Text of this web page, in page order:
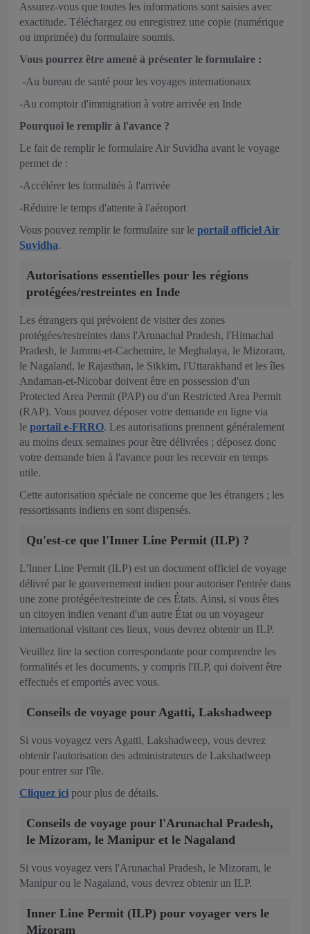
Assurez‑vous que toutes les informations sont saisies avec
exactitude. Téléchargez ou enregistrez une copie (numérique
ou imprimée) du formulaire soumis.
Vous pourrez être amené à présenter le formulaire :
-Au bureau de santé pour les voyages internationaux
-Au comptoir d'immigration à votre arrivée en Inde
Pourquoi le remplir à l'avance ?
Le fait de remplir le formulaire Air Suvidha avant le voyage
permet de :
-Accélérer les formalités à l'arrivée
-Réduire le temps d'attente à l'aéroport
Vous pouvez remplir le formulaire sur le portail officiel Air
Suvidha.
Autorisations essentielles pour les régions
protégées/restreintes en Inde
Les étrangers qui prévoient de visiter des zones
protégées/restreintes dans l'Arunachal Pradesh, l'Himachal
Pradesh, le Jammu‑et‑Cachemire, le Meghalaya, le Mizoram,
le Nagaland, le Rajasthan, le Sikkim, l'Uttarakhand et les îles
Andaman‑et‑Nicobar doivent être en possession d'un
Protected Area Permit (PAP) ou d'un Restricted Area Permit
(RAP). Vous pouvez déposer votre demande en ligne via
le portail e-FRRO. Les autorisations prennent généralement
au moins deux semaines pour être délivrées ; déposez donc
votre demande bien à l'avance pour les recevoir en temps
utile.
Cette autorisation spéciale ne concerne que les étrangers ; les
ressortissants indiens en sont dispensés.
Qu'est‑ce que l'Inner Line Permit (ILP) ?
L'Inner Line Permit (ILP) est un document officiel de voyage
délivré par le gouvernement indien pour autoriser l'entrée dans
une zone protégée/restreinte de ces États. Ainsi, si vous êtes
un citoyen indien venant d'un autre État ou un voyageur
international visitant ces lieux, vous devrez obtenir un ILP.
Veuillez lire la section correspondante pour comprendre les
formalités et les documents, y compris l'ILP, qui doivent être
effectués et emportés avec vous.
Conseils de voyage pour Agatti, Lakshadweep
Si vous voyagez vers Agatti, Lakshadweep, vous devrez
obtenir l'autorisation des administrateurs de Lakshadweep
pour entrer sur l'île.
Cliquez ici pour plus de détails.
Conseils de voyage pour l'Arunachal Pradesh,
le Mizoram, le Manipur et le Nagaland
Si vous voyagez vers l'Arunachal Pradesh, le Mizoram, le
Manipur ou le Nagaland, vous devrez obtenir un ILP.
Inner Line Permit (ILP) pour voyager vers le
Mizoram